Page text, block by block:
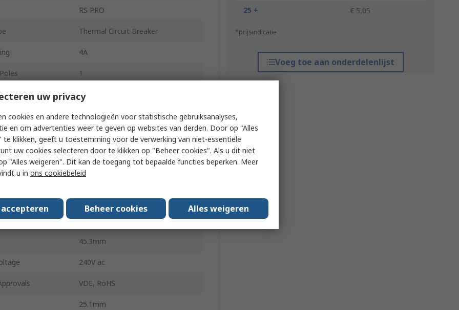
25 +
€ 5,05
*prijsindicatie
Voeg toe aan onderdelenlijst
RS PRO
Thermal Circuit Breaker
4A
1
A-0709
FC66
14.1mm
Panel
23.2 x 14.2 mm
Blade
Type Push Button
45.3mm
240V ac
VDE, RoHS
25.1mm
uw privacy
cookies en andere technologieën voor statistische gebruiksanalyses,
en om advertenties weer te geven op websites van derden. Door op "Alles
te klikken, geeft u toestemming voor de verwerking van niet-essentiële
uw cookies selecteren door te klikken op "Beheer cookies". Als u dit niet
"Alles weigeren". Dit kan de toegang tot bepaalde functies beperken. Meer
u in ons cookiebeleid
Beheer cookies Alles weigeren